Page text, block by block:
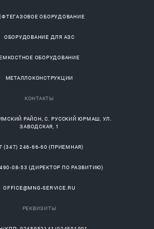
ОБОРУДОВАНИЕ
ОБОРУДОВАНИЕ ДЛЯ АЗС
ОБОРУДОВАНИЕ
МЕТАЛЛОКОНСТРУКЦИИ
КОНТАКТЫ
РАЙОН, С.РУССКИЙ ЮРМАШ, УЛ.
ЗАВОДСКАЯ, 1
(347) 246-66-60 (ПРИЕМНАЯ)
08-53 (ДИРЕКТОР ПО РАЗВИТИЮ)
OFFICE@MNG-SERVICE.RU
РЕКВИЗИТЫ